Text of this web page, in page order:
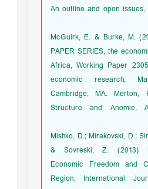
An outline and open
McGuirk, E. & Burke, M.
PAPER SERIES, the
Africa, Working Paper
economic research,
Cambridge, MA.
Structure and Anomie,
Mishko, D.; Mirakovski, D.;
& Sovreski, Z. (2013)
Economic Freedom and
Region, International